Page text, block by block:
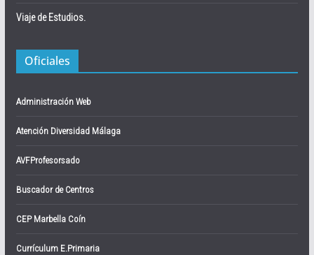
Viaje de Estudios.
Oficiales
Administración Web
Atención Diversidad Málaga
AVFProfesorsado
Buscador de Centros
CEP Marbella Coín
Currículum E.Primaria